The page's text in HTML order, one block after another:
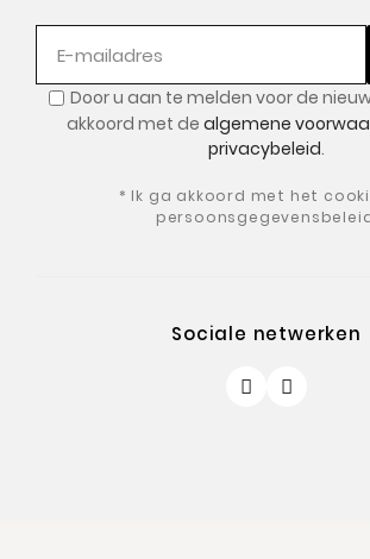
Door u aan te melden voor de
akkoord met de algemene
privacybeleid.
* Ik ga akkoord met het
Sociale netwerken